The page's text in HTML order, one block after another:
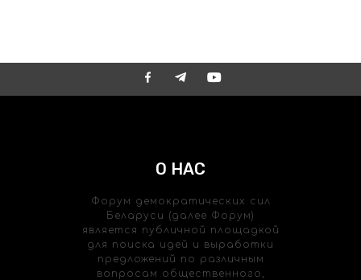
О НАС
Форум демократических сил
Беларуси (далее Форум)
является публичной площадкой
для поиска идей и выработки
предложений по различным
вопросам общественного,